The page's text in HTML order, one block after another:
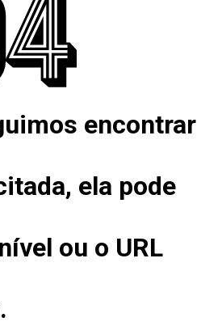
encontrar
ela pode
ou o URL